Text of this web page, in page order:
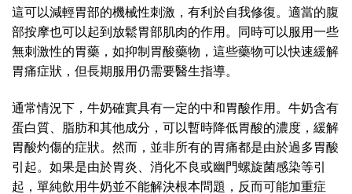
這可以減輕胃部的機械性刺激，有利於自我修復。適當的腹
部按摩也可以起到放鬆胃部肌肉的作用。同時可以服用一些
無刺激性的胃藥，如抑制胃酸藥物，這些藥物可以快速緩解
胃痛症狀，但長期服用仍需要醫生指導。
通常情況下，牛奶確實具有一定的中和胃酸作用。牛奶含有
蛋白質、脂肪和其他成分，可以暫時降低胃酸的濃度，緩解
胃酸灼傷的症狀。然而，並非所有的胃痛都是由於過多胃酸
引起。如果是由於胃炎、消化不良或幽門螺旋菌感染等引
起，單純飲用牛奶並不能解決根本問題，反而可能加重症